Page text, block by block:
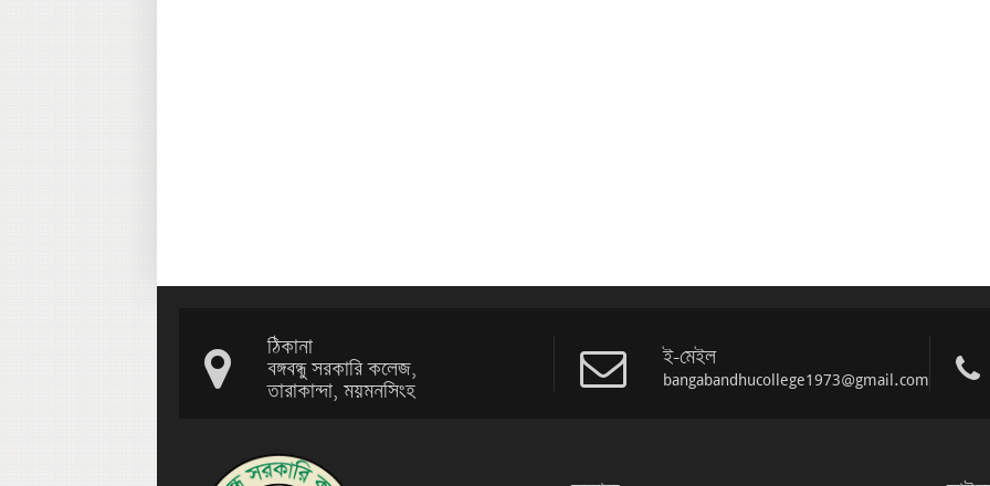
ঠিকানা
বঙ্গবন্ধু সরকারি কলেজ,
তারাকান্দা, ময়মনসিংহ
ই-মেইল
bangabandhucollege1973@gmail.com